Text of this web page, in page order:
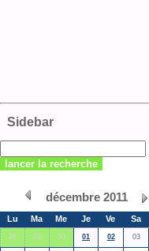
Sidebar
décembre 2011
Lu Ma Me Je Ve Sa
28 29 30 01 02 03